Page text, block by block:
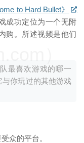
to Hard Bullet》
成功定位为一个无附
购。所述视频是他们
最喜欢游戏的哪一
你玩过的其他游戏
众的平台。
）